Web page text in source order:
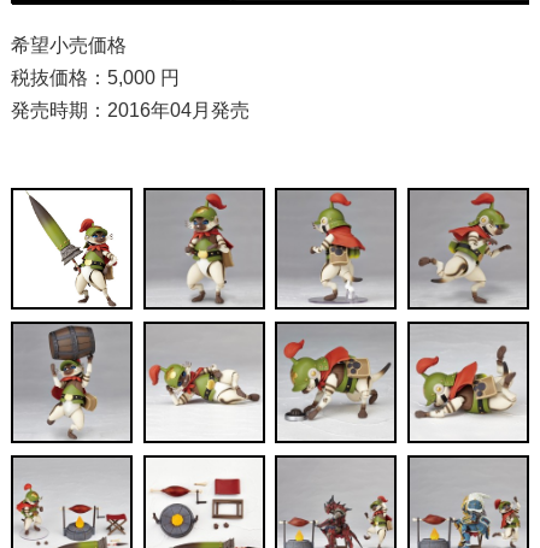
希望小売価格
税抜価格：5,000 円
発売時期：2016年04月発売